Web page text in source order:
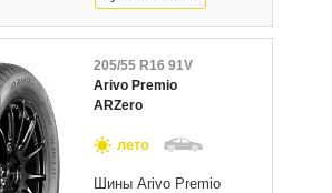
205/55 R16 91V
Arivo Premio
ARZero
лето
Шины Arivo Premio